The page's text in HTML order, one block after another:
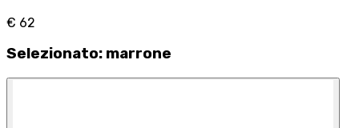
€ 62
Selezionato: marrone